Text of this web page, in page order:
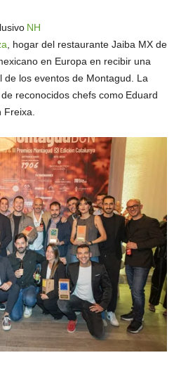
NH
, hogar del restaurante Jaiba MX de
en Europa en recibir una
de los eventos de Montagud. La
reconocidos chefs como Eduard